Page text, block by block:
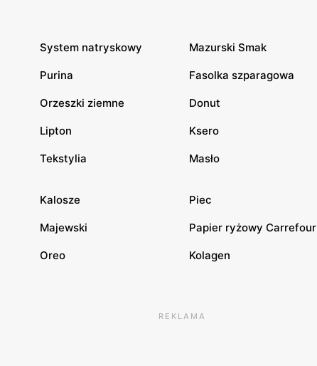
System natryskowy Mazurski Smak
Purina Fasolka szparagowa
Orzeszki ziemne Donut
Lipton Ksero
Tekstylia Masło
Kalosze Piec
Majewski Papier ryżowy Carrefour
Oreo Kolagen
REKLAMA